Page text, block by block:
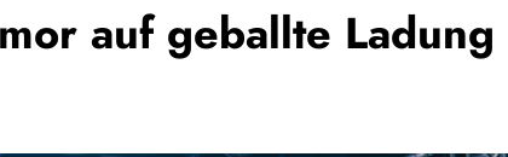
auf geballte Ladung